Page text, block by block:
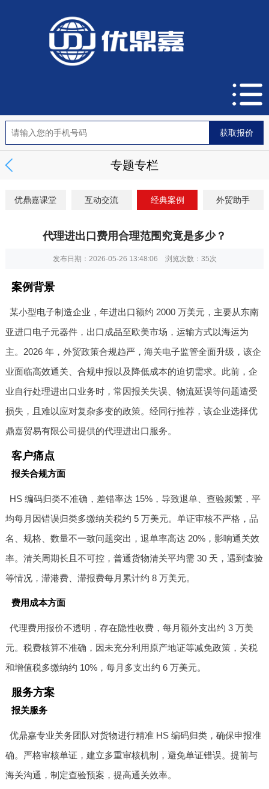
专题专栏
优鼎嘉课堂 互动交流 经典案例 外贸助手
代理进出口费用合理范围究竟是多少？
发布日期：2026-05-26 13:48:06 浏览次数： 35次
案例背景
某小型电子制造企业，年进出口额约 2000 万美元，主要从东南
亚进口电子元器件，出口成品至欧美市场，运输方式以海运为
主。2026 年，外贸政策合规趋严，海关电子监管全面升级，该企
业面临高效通关、合规申报以及降低成本的迫切需求。此前，企
业自行处理进出口业务时，常因报关失误、物流延误等问题遭受
损失，且难以应对复杂多变的政策。经同行推荐，该企业选择优
鼎嘉贸易有限公司提供的代理进出口服务。
客户痛点
报关合规方面
HS 编码归类不准确，差错率达 15%，导致退单、查验频繁，平
均每月因错误归类多缴纳关税约 5 万美元。单证审核不严格，品
名、规格、数量不一致问题突出，退单率高达 20%，影响通关效
率。清关周期长且不可控，普通货物清关平均需 30 天，遇到查验
等情况，滞港费、滞报费每月累计约 8 万美元。
费用成本方面
代理费用报价不透明，存在隐性收费，每月额外支出约 3 万美
元。税费核算不准确，因未充分利用原产地证等减免政策，关税
和增值税多缴纳约 10%，每月多支出约 6 万美元。
服务方案
报关服务
优鼎嘉专业关务团队对货物进行精准 HS 编码归类，确保申报准
确。严格审核单证，建立多重审核机制，避免单证错误。提前与
海关沟通，制定查验预案，提高通关效率。